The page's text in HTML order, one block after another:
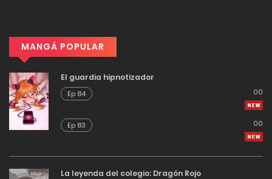
MANGÁ POPULAR
El guardia hipnotizador
Ep 84 00
Ep 83 00
La leyenda del colegio: Dragón Rojo